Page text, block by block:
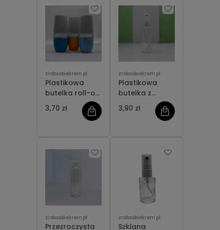
zrobsobiekrem.pl
Plastikowa
butelka roll-on
50 ml
3,70 zł
zrobsobiekrem.pl
Plastikowa
butelka z
atomizerem
przezroczysta
3,90 zł
zrobsobiekrem.pl
Przezroczysta
zrobsobiekrem.pl
Szklana